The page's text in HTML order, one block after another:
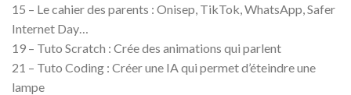
15 – Le cahier des parents : Onisep, TikTok, WhatsApp, Safer
Internet Day…
19 – Tuto Scratch : Crée des animations qui parlent
21 – Tuto Coding : Créer une IA qui permet d’éteindre une
lampe